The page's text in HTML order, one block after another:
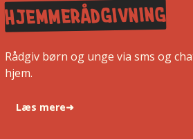
Hjemmerådgivning
Rådgiv børn og unge via sms og
hjem.
Læs mere➜